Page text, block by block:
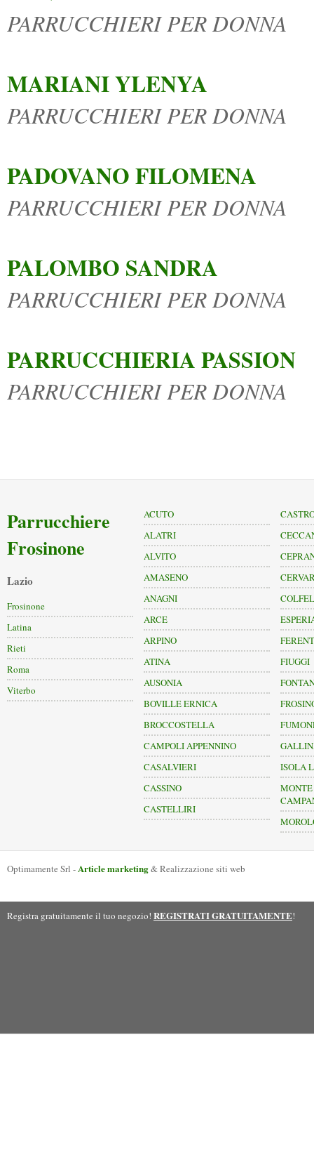
PARRUCCHIERI PER DONNA
MARIANI YLENYA
PARRUCCHIERI PER DONNA
PADOVANO FILOMENA
PARRUCCHIERI PER DONNA
PALOMBO SANDRA
PARRUCCHIERI PER DONNA
PARRUCCHIERIA PASSION
PARRUCCHIERI PER DONNA
Parrucchiere
Frosinone
Lazio
Frosinone
Latina
Rieti
Roma
Viterbo
ACUTO
ALATRI
ALVITO
AMASENO
ANAGNI
ARCE
ARPINO
ATINA
AUSONIA
BOVILLE ERNICA
BROCCOSTELLA
CAMPOLI APPENNINO
CASALVIERI
CASSINO
CASTELLIRI
FIUGGI
ISOLA
MONTE
Optimamente Srl -Article marketing& Realizzazione siti web
Registra gratuitamente il tuo negozio! REGISTRATI GRATUITAMENTE!